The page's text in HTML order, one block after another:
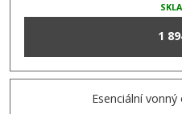
1
Esenciální vonný